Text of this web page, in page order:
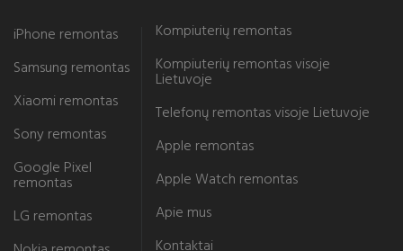
iPhone remontas
Samsung remontas
Xiaomi remontas
Sony remontas
Google Pixel
remontas
LG remontas
Kompiuterių remontas
Kompiuterių remontas visoje
Lietuvoje
Telefonų remontas visoje Lietuvoje
Apple remontas
Apple Watch remontas
Apie mus